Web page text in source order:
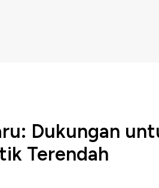
Dukungan
Terendah